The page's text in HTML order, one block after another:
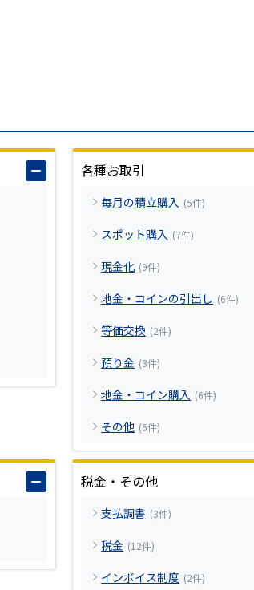
各種お取引
毎月の積立購入 (5件)
スポット購入 (7件)
現金化 (9件)
地金・コインの引出し (6件)
等価交換 (2件)
預り金 (3件)
地金・コイン購入 (6件)
その他 (6件)
税金・その他
支払調書 (3件)
税金 (12件)
インボイス制度 (2件)